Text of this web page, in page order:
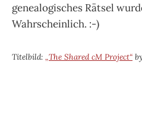
genealogisches Rätsel
Wahrscheinlich. :-)
Titelbild: „The Shared cM Project“